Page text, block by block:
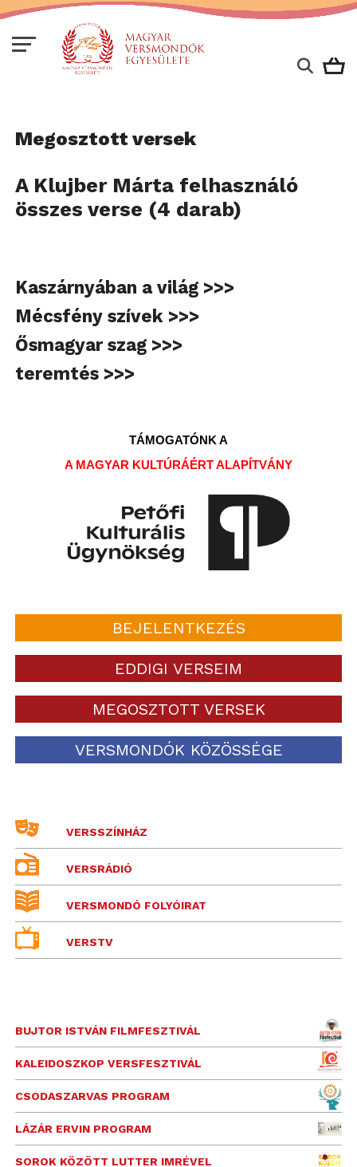
Megosztott versek
A Klujber Márta felhasználó
összes verse (4 darab)
Kaszárnyában a világ >>>
Mécsfény szívek >>>
Ősmagyar szag >>>
teremtés >>>
TÁMOGATÓNK A
A MAGYAR KULTÚRÁÉRT ALAPÍTVÁNY
BEJELENTKEZÉS
EDDIGI VERSEIM
MEGOSZTOTT VERSEK
VERSMONDÓK KÖZÖSSÉGE
VERSSZÍNHÁZ
VERSRÁDIÓ
VERSMONDÓ FOLYÓIRAT
VERSTV
BUJTOR ISTVÁN FILMFESZTIVÁL
KALEIDOSZKOP VERSFESZTIVÁL
CSODASZARVAS PROGRAM
LÁZÁR ERVIN PROGRAM
SOROK KÖZÖTT LUTTER IMRÉVEL